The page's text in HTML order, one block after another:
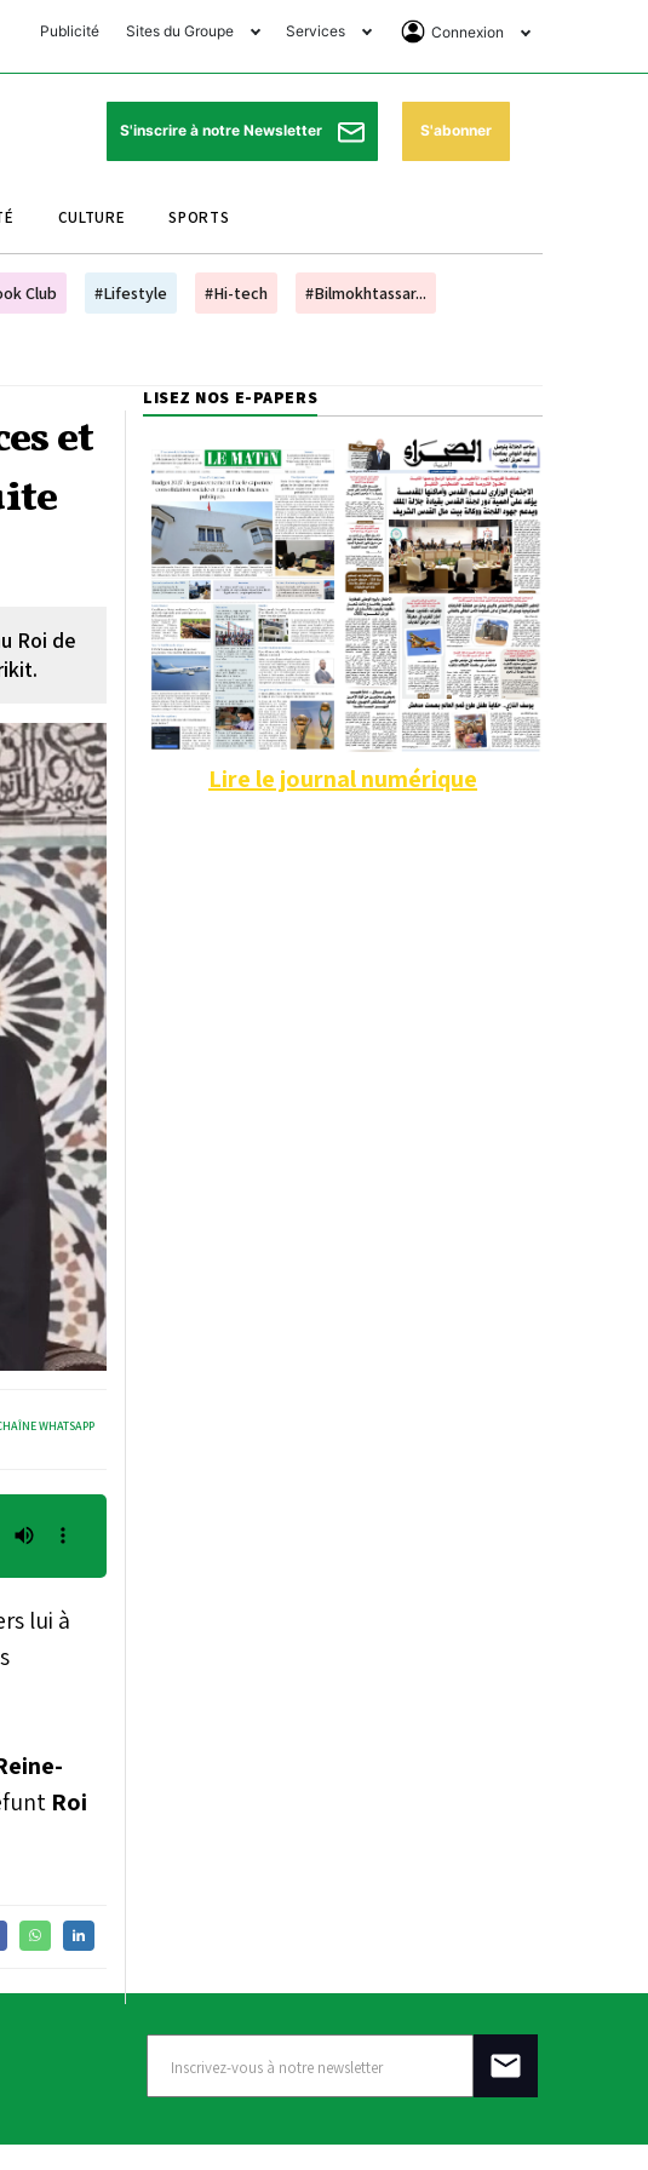
Publicité Sites du Groupe
Club Avantages
Le Matin Sports
Le Matin Store
Le Matin Annonces
Morocco Today Forum
Bookclub
Services
Horaires de prières
Pharmacies de garde
Programme TV
Cinéma
Connexion
Se Connecter
Abonnement
S'inscrire à notre Newsletter S'abonner
CULTURE SPORTS
Club #Lifestyle #Hi-tech #Bilmokhtassar...
et
Roi de
WHATSAPP
lui à
Roi
LISEZ NOS E-PAPERS
Lire le journal numérique